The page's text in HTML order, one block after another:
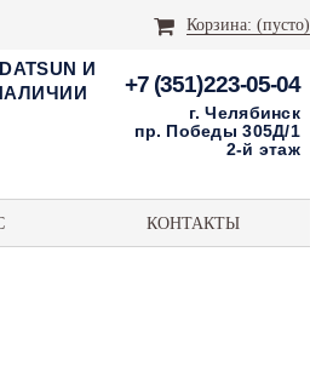
Корзина: (пусто)
И
НАЛИЧИИ
+7 (351)223-05-04
г. Челябинск
пр. Победы 305Д/1
2-й этаж
КОНТАКТЫ